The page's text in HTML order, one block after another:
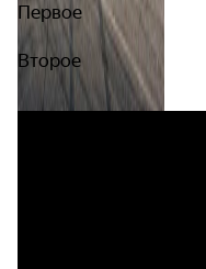
Первое
Второе